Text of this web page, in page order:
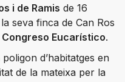
i de Ramis de 16
seva finca de Can Ros
Eucarístico.
d’habitatges en
de la mateixa per la